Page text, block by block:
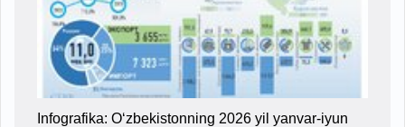
Infografika: O‘zbekistonning 2026 yil yanvar-iyun